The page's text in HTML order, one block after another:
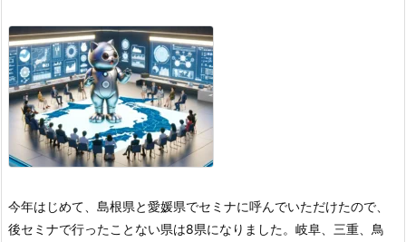
今年はじめて、島根県と愛媛県でセミナに呼んでいただけたので、
後セミナで行ったことない県は8県になりました。 岐阜、三重、鳥